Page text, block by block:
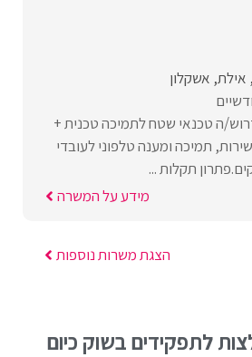
אילת אשקלון
ה טכנאי שטח לתמיכה טכנית +
תמיכה ומענה טלפוני לעובדי
תקלות ...
מידע על המשרה
הצגת משרות נוספות
לתפקידים בשוק כיום